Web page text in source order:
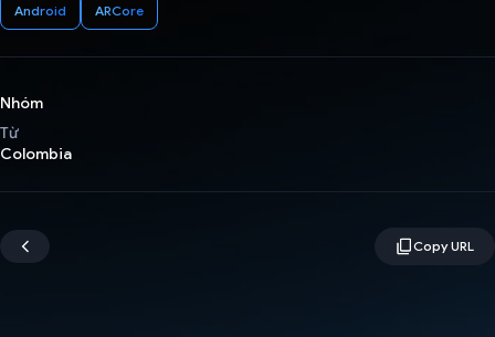
Android ARCore
Nhóm
Từ
Colombia